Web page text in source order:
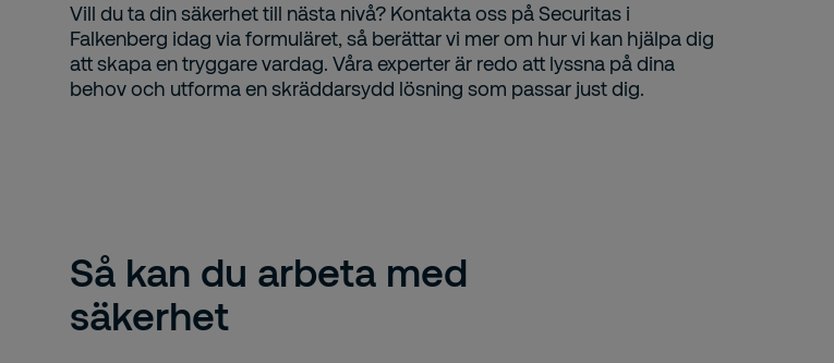
Vill du ta din säkerhet till nästa nivå? Kontakta oss på Securitas i
Falkenberg idag via formuläret, så berättar vi mer om hur vi kan hjälpa dig
att skapa en tryggare vardag. Våra experter är redo att lyssna på dina
behov och utforma en skräddarsydd lösning som passar just dig.
Så kan du arbeta med
säkerhet